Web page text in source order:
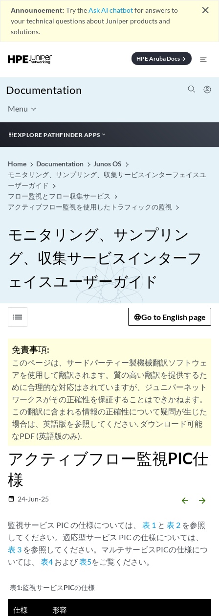
Announcement: Try theAsk AI chatbotfor answers to
your technical questions about Juniper products and
solutions.
close
HPE Aruba Docsarrow_forward
Documentation
Menu
EXPLORE PATHFINDER APPS
Home Documentation
Junos OS
モニタリング、サンプリング、収集サービスインターフェイスユ
ーザーガイド
フロー監視とフロー収集サービス
アクティブフロー監視を使用したトラフィックの監視
モニタリング、サンプリン
グ、収集サービスインターフ
ェイスユーザーガイド
list Go to English page
免責事項:
このページは、サードパーティー製機械翻訳ソフトウェ
アを使用して翻訳されます。質の高い翻訳を提供するた
めに合理的な対応はされていますが、ジュニパーネット
ワークスがその正確性を保証することはできかねます。
この翻訳に含まれる情報の正確性について疑問が生じた
場合は、英語版を参照してください. ダウンロード可能
なPDF (英語版のみ).
アクティブフロー監視PIC仕
様
date_range 24-Jun-25 arrow_backward arrow_forward
監視サービス PIC の仕様については、 表 1 と 表 2 を参照
してください。適応型サービス PIC の仕様については、
表 3 を参照してください。マルチサービスPICの仕様につ
いては、 表4 および表5をご覧ください。
表1:監視サービスPICの仕様
仕様 形容